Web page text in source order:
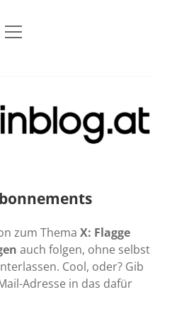
Blog
Archiv
Kontakt
Dropdown-
Regeln
Barcamp Liste
im Web (externer Link)
Podcast (externer
Link)
Dropdown-
öffnen
email-mastodon
Menü
zum Thema X: Flagge
auch folgen, ohne selbst
Cool, oder? Gib
Adresse in das dafür